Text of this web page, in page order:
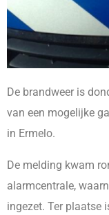
De brandweer is
van een mogelijke
in Ermelo.
De melding kwam
alarmcentrale,
ingezet. Ter plaatse